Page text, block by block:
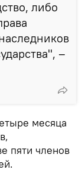
либо
–
месяца
пяти членов